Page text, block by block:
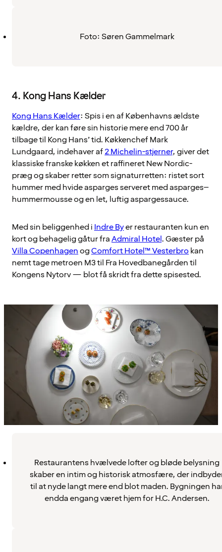
Foto: Søren Gammelmark
4. Kong Hans Kælder
Kong Hans Kælder: Spis i en af Københavns ældste
kældre, der kan føre sin historie mere end 700 år
tilbage til Kong Hans’ tid. Køkkenchef Mark
Lundgaard, indehaver af2 Michelin-stjerner, giver det
klassiske franske køkken et raffineret New Nordic-
præg og skaber retter som signaturretten: ristet sort
hummer med hvide asparges serveret med asparges–
hummermousse og en let, luftig aspargessauce.
Med sin beliggenhed i Indre Byer restauranten kun en
kort og behagelig gåtur fraAdmiral Hotel. Gæster på
Villa CopenhagenogComfort Hotel™ Vesterbro kan
nemt tage metroen M3 til Fra Hovedbanegården til
Kongens Nytorv — blot få skridt fra dette spisested.
Restaurantens hvælvede lofter og bløde belysning
skaber en intim og historisk atmosfære, der
til at nyde langt mere end blot maden. Bygningen
endda engang været hjem for H.C. Andersen.